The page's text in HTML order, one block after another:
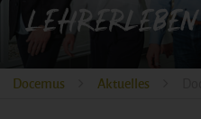
Lehrerleben
Docemus Aktuelles